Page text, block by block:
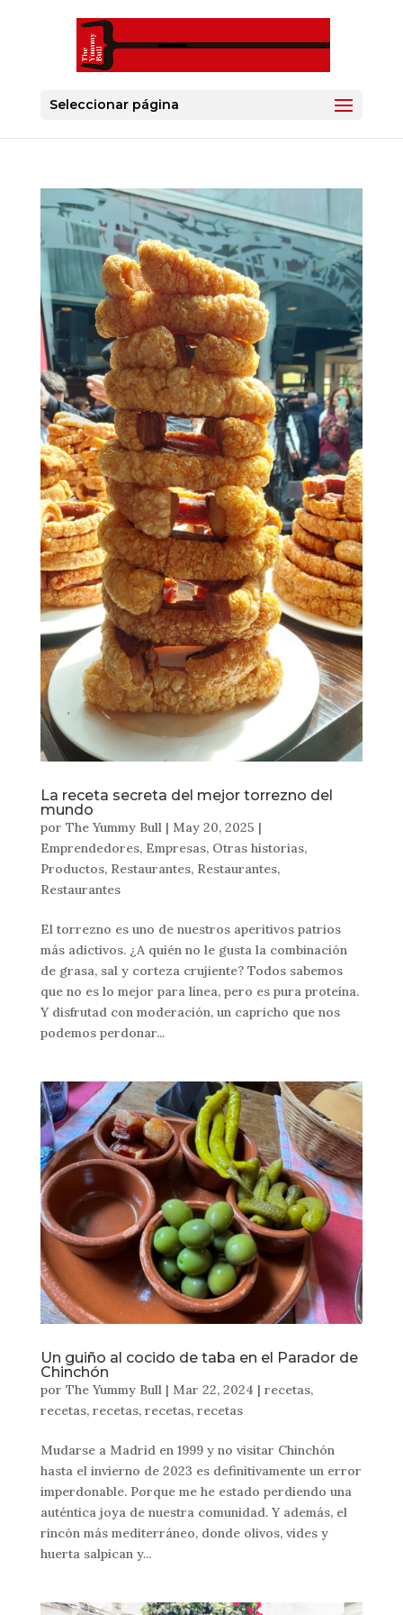
Seleccionar página
La receta secreta del mejor torrezno del
mundo
por The Yummy Bull| May 20, 2025 |
Emprendedores, Empresas, Otras historias,
Productos, Restaurantes, Restaurantes,
Restaurantes
El torrezno es uno de nuestros aperitivos patrios
más adictivos. ¿A quién no le gusta la combinación
de grasa, sal y corteza crujiente? Todos sabemos
que no es lo mejor para línea, pero es pura proteína.
Y disfrutad con moderación, un capricho que nos
podemos perdonar...
Un guiño al cocido de taba en el Parador de
Chinchón
por The Yummy Bull| Mar 22, 2024 | recetas,
recetas, recetas, recetas, recetas
Mudarse a Madrid en 1999 y no visitar Chinchón
hasta el invierno de 2023 es definitivamente un error
imperdonable. Porque me he estado perdiendo una
auténtica joya de nuestra comunidad. Y además, el
rincón más mediterráneo, donde olivos, vides y
huerta salpican y...